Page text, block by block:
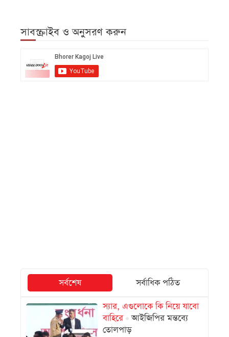
সাবস্ক্রাইব ও অনুসরণ করুন
সর্বশেষ
সর্বাধিক পঠিত
স্যার, এগুলোকে কি নিয়ে যাবো
বাহিরে
আইজিপির মন্তব্যে
তোলপাড়